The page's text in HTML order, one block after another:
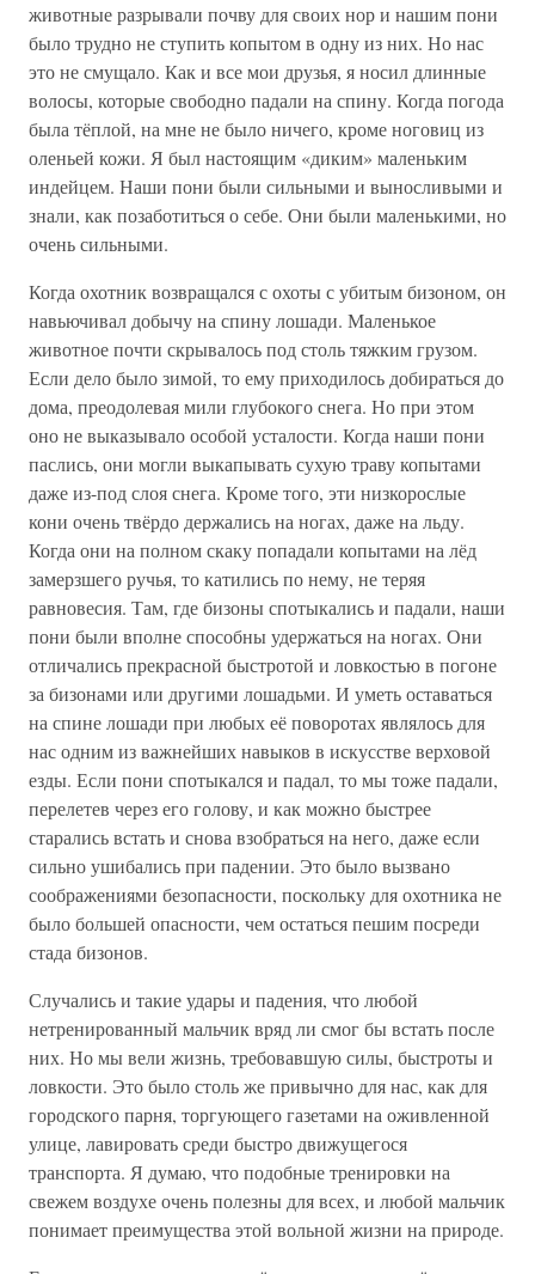
животные разрывали почву для своих нор и нашим пони
было трудно не ступить копытом в одну из них. Но нас
это не смущало. Как и все мои друзья, я носил длинные
волосы, которые свободно падали на спину. Когда погода
была тёплой, на мне не было ничего, кроме ноговиц из
оленьей кожи. Я был настоящим «диким» маленьким
индейцем. Наши пони были сильными и выносливыми и
знали, как позаботиться о себе. Они были маленькими, но
очень сильными.
Когда охотник возвращался с охоты с убитым бизоном, он
навьючивал добычу на спину лошади. Маленькое
животное почти скрывалось под столь тяжким грузом.
Если дело было зимой, то ему приходилось добираться до
дома, преодолевая мили глубокого снега. Но при этом
оно не выказывало особой усталости. Когда наши пони
паслись, они могли выкапывать сухую траву копытами
даже из-под слоя снега. Кроме того, эти низкорослые
кони очень твёрдо держались на ногах, даже на льду.
Когда они на полном скаку попадали копытами на лёд
замерзшего ручья, то катились по нему, не теряя
равновесия. Там, где бизоны спотыкались и падали, наши
пони были вполне способны удержаться на ногах. Они
отличались прекрасной быстротой и ловкостью в погоне
за бизонами или другими лошадьми. И уметь оставаться
на спине лошади при любых её поворотах являлось для
нас одним из важнейших навыков в искусстве верховой
езды. Если пони спотыкался и падал, то мы тоже падали,
перелетев через его голову, и как можно быстрее
старались встать и снова взобраться на него, даже если
сильно ушибались при падении. Это было вызвано
соображениями безопасности, поскольку для охотника не
было большей опасности, чем остаться пешим посреди
стада бизонов.
Случались и такие удары и падения, что любой
нетренированный мальчик вряд ли смог бы встать после
них. Но мы вели жизнь, требовавшую силы, быстроты и
ловкости. Это было столь же привычно для нас, как для
городского парня, торгующего газетами на оживленной
улице, лавировать среди быстро движущегося
транспорта. Я думаю, что подобные тренировки на
свежем воздухе очень полезны для всех, и любой мальчик
понимает преимущества этой вольной жизни на природе.